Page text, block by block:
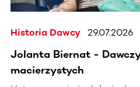
Historia Dawcy 29.07.2026
Jolanta Biernat -
macierzystych